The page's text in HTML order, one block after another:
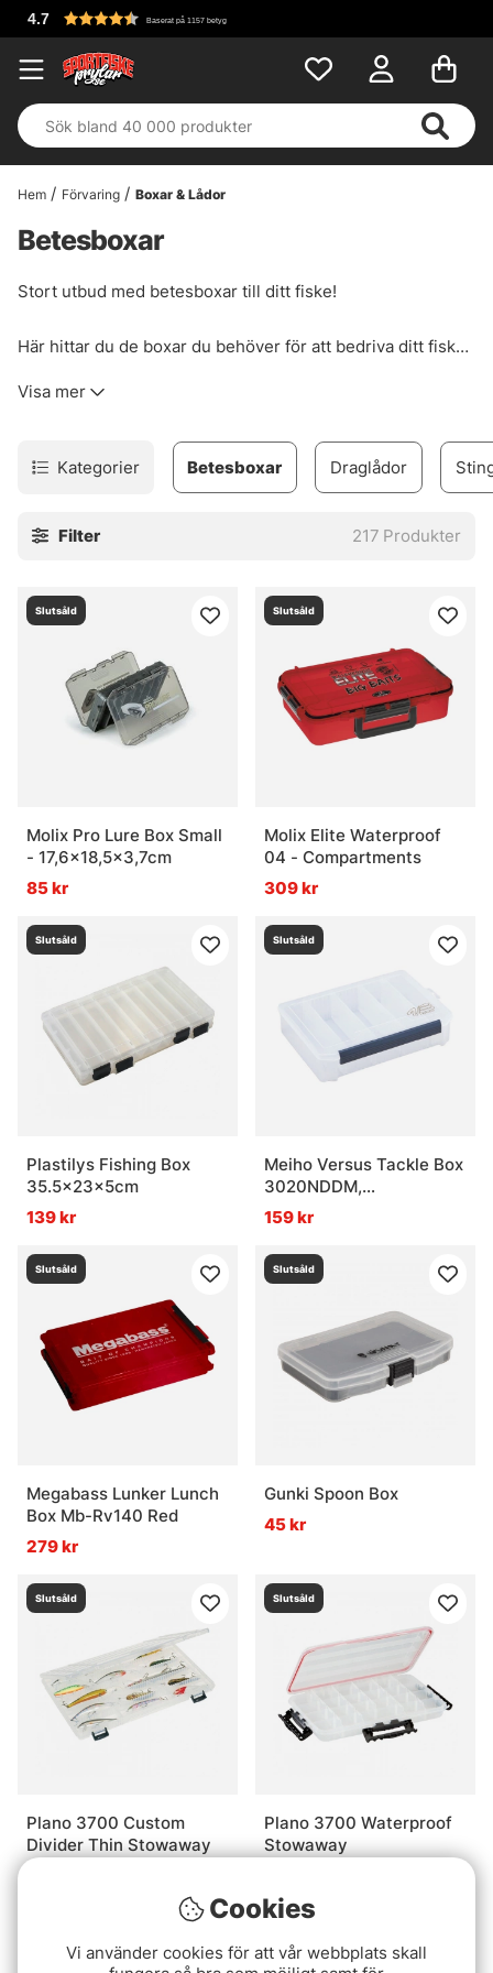
betyg
Hem Förvaring Boxar & Lådor
Betesboxar
Stort utbud med betesboxar till ditt fiske!
Här hittar du de boxar du behöver för att bedriva ditt fiske
vi sprida ut prisklasserna så det ska passa allas behov och
vissa beten. Är det gädda så är jerkboxar eller storlek
3730 att föredra, till abborre eller mindre beten så är 3700
Visa mer
Kategorier Betesboxar Draglådor
Filter 217 Produkter
Slutsåld
Molix Pro Lure Box Small
- 17,6x18,5x3,7cm
85 kr
Slutsåld
Molix Elite Waterproof
04 - Compartments
309 kr
Slutsåld
Plastilys Fishing Box
35.5x23x5cm
139 kr
Slutsåld
Meiho Versus Tackle Box
3020NDDM,
255x190x60mm - Clear
159 kr
Slutsåld
Megabass Lunker Lunch
Box Mb-Rv140 Red
279 kr
Slutsåld
Gunki Spoon Box
45 kr
Slutsåld
Plano 3700 Custom
Divider Thin Stowaway
Slutsåld
Plano 3700 Waterproof
Stowaway
Cookies
Vi använder cookies för att vår webbplats skall